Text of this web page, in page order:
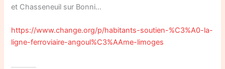
et Chasseneuil sur Bonni…
https://www.change.org/p/habitants-soutien-%C3%A0-la-
ligne-ferroviaire-angoul%C3%AAme-limoges